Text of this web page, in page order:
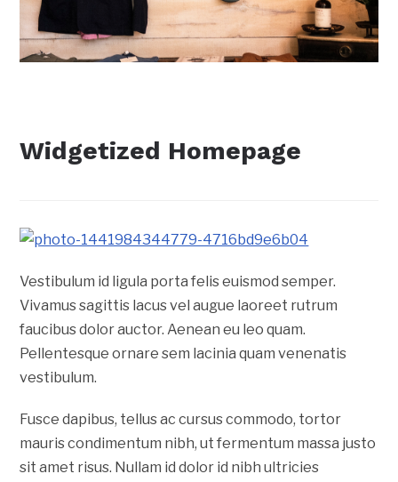
Widgetized Homepage
Vestibulum id ligula porta felis euismod semper.
Vivamus sagittis lacus vel augue laoreet rutrum
faucibus dolor auctor. Aenean eu leo quam.
Pellentesque ornare sem lacinia quam venenatis
vestibulum.
Fusce dapibus, tellus ac cursus commodo, tortor
mauris condimentum nibh, ut fermentum massa justo
sit amet risus. Nullam id dolor id nibh ultricies